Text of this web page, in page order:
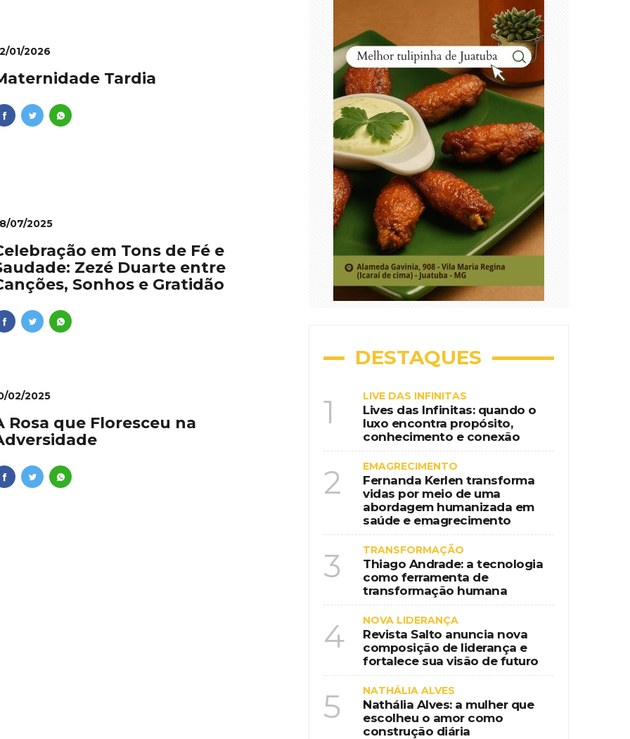
01/2026
Tardia
07/2025
em Tons de Fé e
Zezé Duarte entre
Sonhos e Gratidão
02/2025
Rosa que Floresceu na
DESTAQUES
1 LIVE DAS INFINITAS
Lives das Infinitas: quando o
luxo encontra propósito,
conhecimento e conexão
2 EMAGRECIMENTO
Fernanda Kerlen transforma
vidas por meio de uma
abordagem humanizada em
saúde e emagrecimento
3 TRANSFORMAÇÃO
Thiago Andrade: a tecnologia
como ferramenta de
transformação humana
4 NOVA LIDERANÇA
Revista Salto anuncia nova
composição de liderança e
fortalece sua visão de futuro
5 NATHÁLIA ALVES
Nathália Alves: a mulher que
escolheu o amor como
construção diária